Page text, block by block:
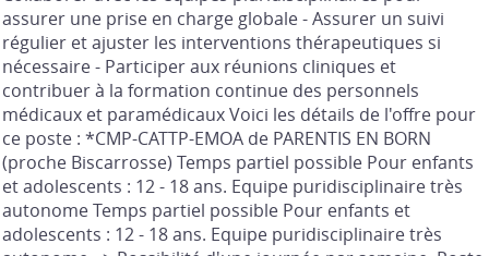
assurer une prise en charge globale - Assurer un suivi
régulier et ajuster les interventions thérapeutiques si
nécessaire - Participer aux réunions cliniques et
contribuer à la formation continue des personnels
médicaux et paramédicaux Voici les détails de l'offre pour
ce poste : *CMP-CATTP-EMOA de PARENTIS EN BORN
(proche Biscarrosse) Temps partiel possible Pour enfants
et adolescents : 12 - 18 ans. Equipe puridisciplinaire très
autonome Temps partiel possible Pour enfants et
adolescents : 12 - 18 ans. Equipe puridisciplinaire très